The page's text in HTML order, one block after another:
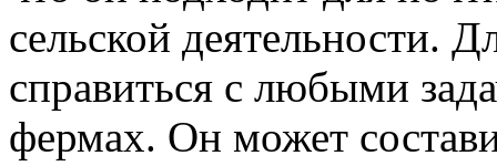
сельской деятельности.
справиться с любыми
фермах. Он может